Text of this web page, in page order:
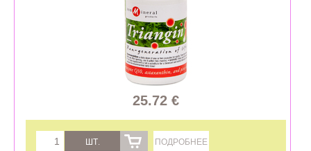
25.72 €
ШТ. ПОДРОБНЕЕ